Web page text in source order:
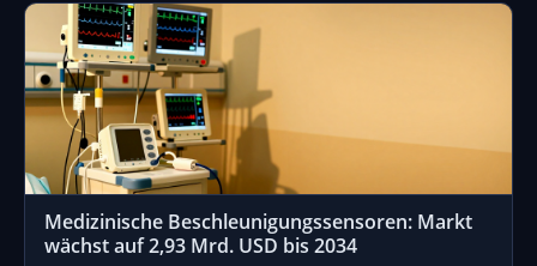
Medizinische Beschleunigungssensoren: Markt
wächst auf 2,93 Mrd. USD bis 2034